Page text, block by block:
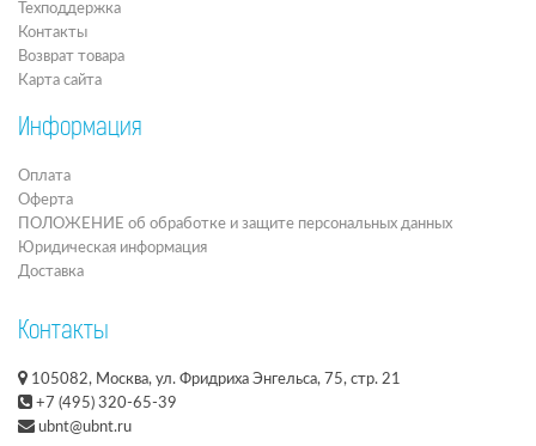
Техподдержка
Контакты
Возврат товара
Карта сайта
Информация
Оплата
Оферта
ПОЛОЖЕНИЕ об обработке и защите персональных данных
Юридическая информация
Доставка
Контакты
105082, Москва, ул. Фридриха Энгельса, 75, стр. 21
+7 (495) 320-65-39
ubnt@ubnt.ru